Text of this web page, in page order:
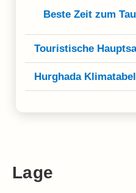
Beste Zeit zum
Touristische
Hurghada
Lage